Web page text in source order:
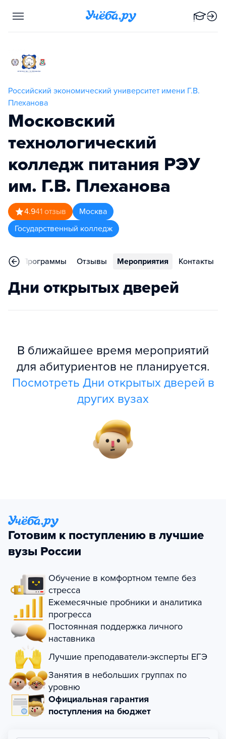
Российский экономический университет имени Г.В.
Плеханова
Московский
технологический
колледж питания РЭУ
им. Г.В. Плеханова
4.941 отзыв
Москва
Государственный колледж
Программы Отзывы Мероприятия Контакты
Дни открытых дверей
В ближайшее время мероприятий
для абитуриентов не планируется.
Посмотреть Дни открытых дверей в
других вузах
Готовим к поступлению в лучшие
вузы России
Обучение в комфортном темпе без
стресса
Ежемесячные пробники и аналитика
прогресса
Постоянная поддержка личного
наставника
Лучшие преподаватели-эксперты ЕГЭ
Занятия в небольших группах по
уровню
Официальная гарантия
поступления на бюджет